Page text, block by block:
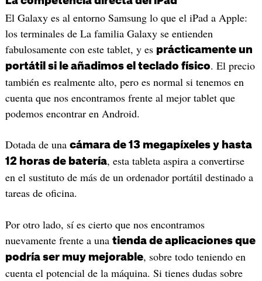
El Galaxy es al entorno Samsung lo que el iPad a Apple:
los terminales de La familia Galaxy se entienden
fabulosamente con este tablet, y es prácticamente un
portátil si le añadimos el teclado físico. El precio
también es realmente alto, pero es normal si tenemos en
cuenta que nos encontramos frente al mejor tablet que
podemos encontrar en Android.
Dotada de una cámara de 13 megapíxeles y hasta
12 horas de batería, esta tableta aspira a convertirse
en el sustituto de más de un ordenador portátil destinado a
tareas de oficina.
Por otro lado, sí es cierto que nos encontramos
nuevamente frente a una tienda de aplicaciones que
podría ser muy mejorable, sobre todo teniendo en
cuenta el potencial de la máquina. Si tienes dudas sobre